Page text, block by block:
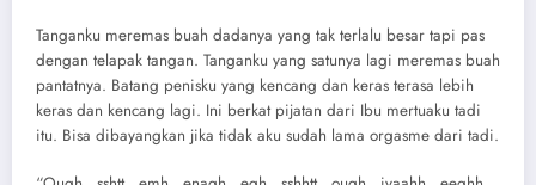
Tanganku meremas buah dadanya yang tak terlalu besar tapi pas
dengan telapak tangan. Tanganku yang satunya lagi meremas buah
pantatnya. Batang penisku yang kencang dan keras terasa lebih
keras dan kencang lagi. Ini berkat pijatan dari Ibu mertuaku tadi
itu. Bisa dibayangkan jika tidak aku sudah lama orgasme dari tadi.